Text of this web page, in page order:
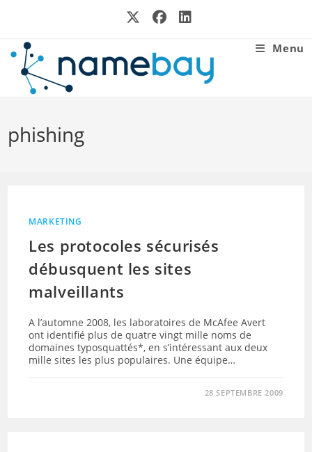
Menu
phishing
MARKETING
Les protocoles sécurisés
débusquent les sites
malveillants
A l’automne 2008, les laboratoires de McAfee Avert
ont identifié plus de quatre vingt mille noms de
domaines typosquattés*, en s’intéressant aux deux
mille sites les plus populaires. Une équipe…
28 SEPTEMBRE 2009